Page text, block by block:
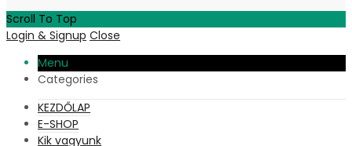
Scroll To Top
Login & Signup Close
Menu
Categories
KEZDŐLAP
E-SHOP
Kik vagyunk